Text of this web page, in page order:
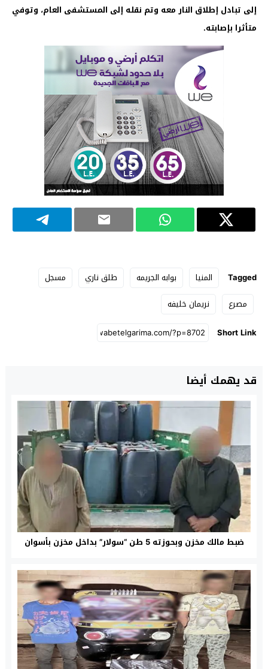
إلى تبادل إطلاق النار معه وتم نقله إلى المستشفى العام، وتوفي
متأثرا بإصابته.
Tagged المنيا بوابه الجريمه طلق ناري
مسجل
مصرع
نريمان خليفه
Short Link
قد يهمك أيضا
ضبط مالك مخزن وبحوزته 5 طن “سولار” بداخل مخزن بأسوان